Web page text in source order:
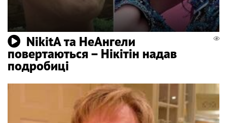
NikitA та НеАнгели
повертаються – Нікітін надав
подробиці